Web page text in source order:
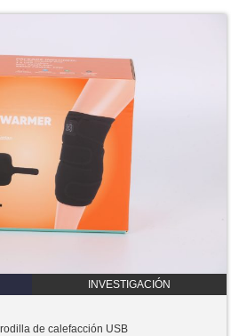
INVESTIGACIÓN
de calefacción USB